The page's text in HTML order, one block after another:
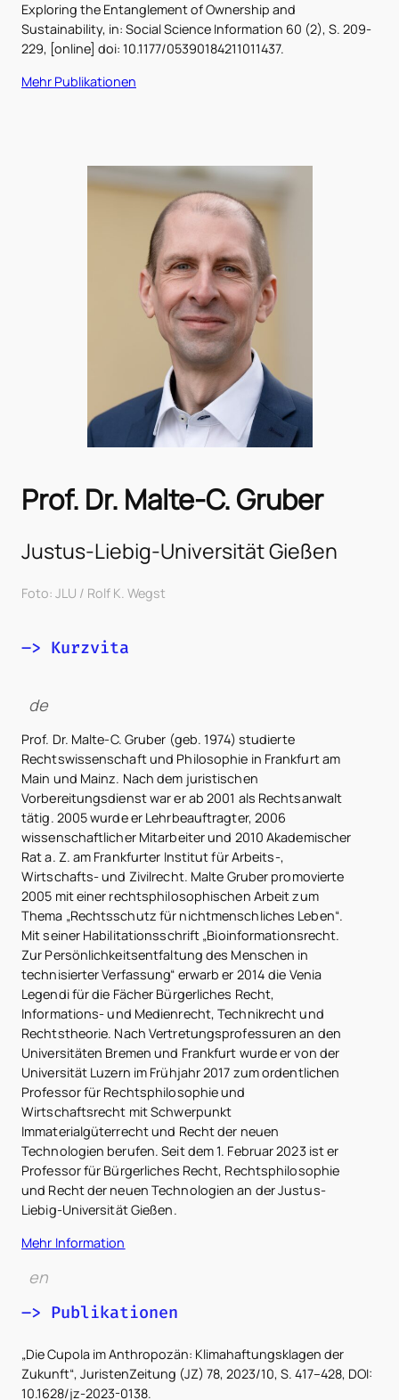
Exploring the Entanglement of Ownership and
Sustainability, in: Social Science Information 60 (2), S. 209-
229, [online] doi: 10.1177/05390184211011437.
Mehr Publikationen
Prof. Dr. Malte-C. Gruber
Justus-Liebig-Universität Gießen
Foto: JLU / Rolf K. Wegst
–> Kurzvita
de
Prof. Dr. Malte-C. Gruber (geb. 1974) studierte
Rechtswissenschaft und Philosophie in Frankfurt am
Main und Mainz. Nach dem juristischen
Vorbereitungsdienst war er ab 2001 als Rechtsanwalt
tätig. 2005 wurde er Lehrbeauftragter, 2006
wissenschaftlicher Mitarbeiter und 2010 Akademischer
Rat a. Z. am Frankfurter Institut für Arbeits-,
Wirtschafts- und Zivilrecht. Malte Gruber promovierte
2005 mit einer rechtsphilosophischen Arbeit zum
Thema „Rechtsschutz für nichtmenschliches Leben“.
Mit seiner Habilitationsschrift „Bioinformationsrecht.
Zur Persönlichkeitsentfaltung des Menschen in
technisierter Verfassung“ erwarb er 2014 die Venia
Legendi für die Fächer Bürgerliches Recht,
Informations- und Medienrecht, Technikrecht und
Rechtstheorie. Nach Vertretungsprofessuren an den
Universitäten Bremen und Frankfurt wurde er von der
Universität Luzern im Frühjahr 2017 zum ordentlichen
Professor für Rechtsphilosophie und
Wirtschaftsrecht mit Schwerpunkt
Immaterialgüterrecht und Recht der neuen
Technologien berufen. Seit dem 1. Februar 2023 ist er
Professor für Bürgerliches Recht, Rechtsphilosophie
und Recht der neuen Technologien an der Justus-
Liebig-Universität Gießen.
Mehr Information
en
–> Publikationen
„Die Cupola im Anthropozän: Klimahaftungsklagen der
Zukunft“, JuristenZeitung (JZ) 78, 2023/10, S. 417–428, DOI:
10.1628/jz-2023-0138.